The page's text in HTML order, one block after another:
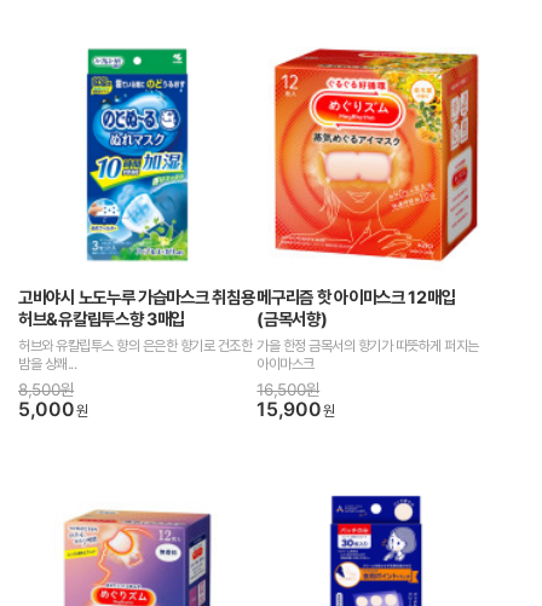
고바야시 노도누루 가습마스크 취침용
허브&유칼립투스향 3매입
허브와 유칼립투스 향의 은은한 향기로 건조한
밤을 상쾌...
8,500원
5,000원
메구리즘 핫 아이마스크 12매입
(금목서향)
가을 한정 금목서의 향기가 따뜻하게 퍼지는
아이마스크
16,500원
15,900원